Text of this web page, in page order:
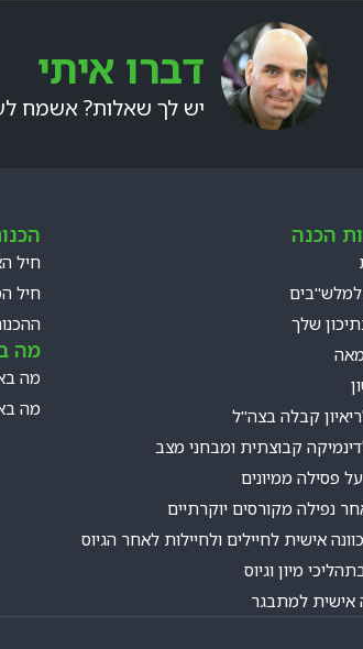
דברו איתי
יש לך שאלות? אשמח
הכנה
למלש"בים
שלך
קבלה בצה"ל
קבוצתית ומבחני מצב
פסילה ממיונים
נפילה מקורסים יוקרתיים
אישית לחיילים ולחיילות לאחר הגיוס
מיון וגיוס
אישית למתבגר
חיל
חיל
מה
מה
מה